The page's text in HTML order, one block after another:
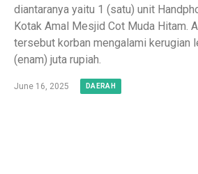
diantaranya yaitu 1 (satu) unit
Kotak Amal Mesjid Cot Muda Hitam.
tersebut korban mengalami kerugian
(enam) juta rupiah.
June 16, 2025 DAERAH